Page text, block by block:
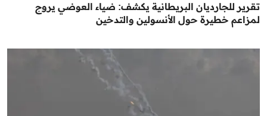
تقرير للجارديان البريطانية يكشف: ضياء العوضي يروج
لمزاعم خطيرة حول الأنسولين والتدخين